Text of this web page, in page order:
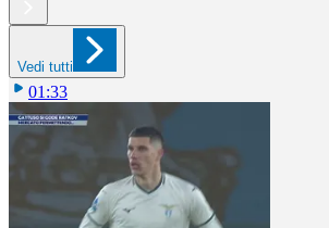
Vedi tutti
01:33